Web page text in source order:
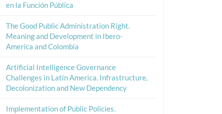
en la Función Pública
The Good Public Administration Right.
Meaning and Development in Ibero-
America and Colombia
Artificial Intelligence Governance
Challenges in Latin America. Infrastructure,
Decolonization and New Dependency
Implementation of Public Policies.